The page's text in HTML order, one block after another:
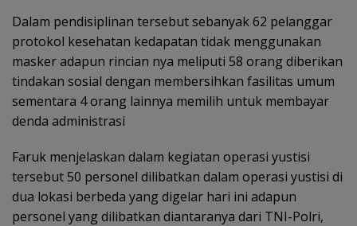
Dalam pendisiplinan tersebut sebanyak 62 pelanggar
protokol kesehatan kedapatan tidak menggunakan
masker adapun rincian nya meliputi 58 orang diberikan
tindakan sosial dengan membersihkan fasilitas umum
sementara 4 orang lainnya memilih untuk membayar
denda administrasi
Faruk menjelaskan dalam kegiatan operasi yustisi
tersebut 50 personel dilibatkan dalam operasi yustisi di
dua lokasi berbeda yang digelar hari ini adapun
personel yang dilibatkan diantaranya dari TNI-Polri,